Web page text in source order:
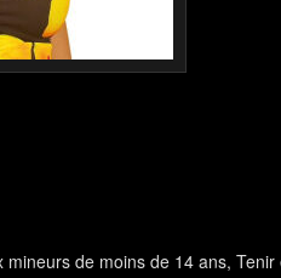
mineurs de moins de 14 ans Tenir